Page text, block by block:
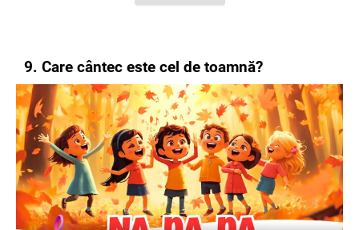
9. Care cântec este cel de toamnă?